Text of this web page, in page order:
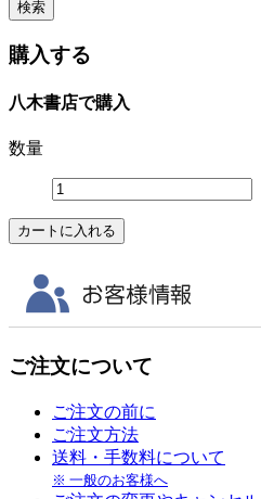
購入する
八木書店で購入
数量
ご注文について
ご注文の前に
ご注文方法
送料・手数料について
※ 一般のお客様へ